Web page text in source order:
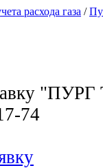
расхода газа /
74